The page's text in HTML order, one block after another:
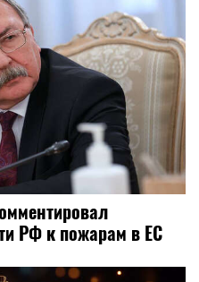
РФ к пожарам в ЕС